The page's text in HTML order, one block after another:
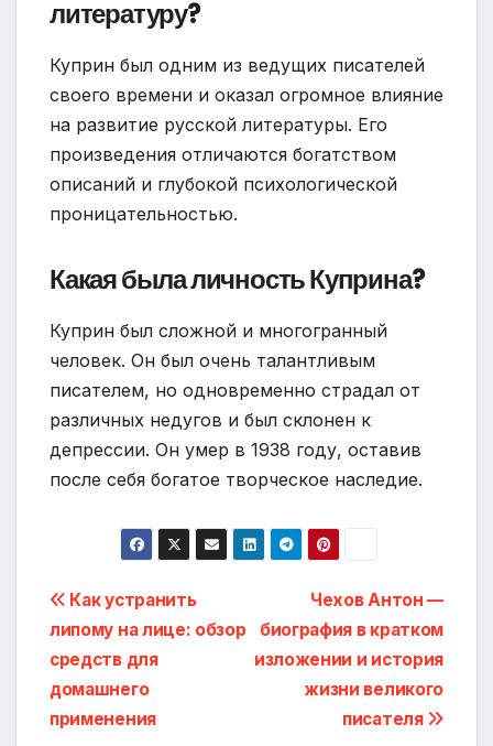
литературу?
Куприн был одним из ведущих писателей
своего времени и оказал огромное влияние
на развитие русской литературы. Его
произведения отличаются богатством
описаний и глубокой психологической
проницательностью.
Какая была личность Куприна?
Куприн был сложной и многогранный
человек. Он был очень талантливым
писателем, но одновременно страдал от
различных недугов и был склонен к
депрессии. Он умер в 1938 году, оставив
после себя богатое творческое наследие.
Навигация
по
записям
Чехов Антон —
биография в кратком
изложении и история
жизни великого
писателя
Как устранить
липому на лице: обзор
средств для
домашнего
применения